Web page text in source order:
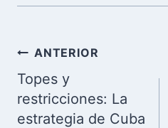
Navegación
de
entradas
ANTERIOR
Topes y
restricciones: La
estrategia de Cuba